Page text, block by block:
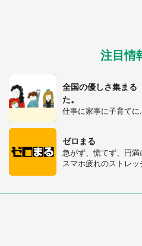
注目情
全国の優しさ集まる
た。
仕事に家事に子育てに
ゼロまる
急がず、慌てず、円満
スマホ疲れのストレッ